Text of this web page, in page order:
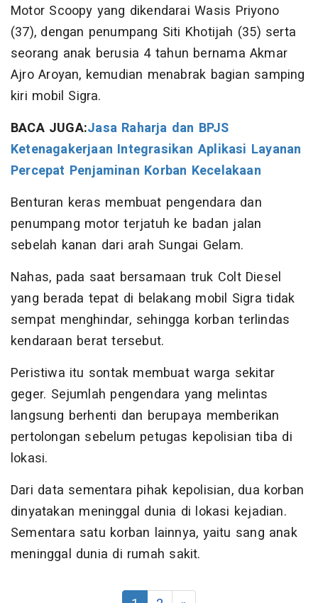
Motor Scoopy yang dikendarai Wasis Priyono
(37), dengan penumpang Siti Khotijah (35) serta
seorang anak berusia 4 tahun bernama Akmar
Ajro Aroyan, kemudian menabrak bagian samping
kiri mobil Sigra.
BACA JUGA:Jasa Raharja dan BPJS
Ketenagakerjaan Integrasikan Aplikasi Layanan
Percepat Penjaminan Korban Kecelakaan
Benturan keras membuat pengendara dan
penumpang motor terjatuh ke badan jalan
sebelah kanan dari arah Sungai Gelam.
Nahas, pada saat bersamaan truk Colt Diesel
yang berada tepat di belakang mobil Sigra tidak
sempat menghindar, sehingga korban terlindas
kendaraan berat tersebut.
Peristiwa itu sontak membuat warga sekitar
geger. Sejumlah pengendara yang melintas
langsung berhenti dan berupaya memberikan
pertolongan sebelum petugas kepolisian tiba di
lokasi.
Dari data sementara pihak kepolisian, dua korban
dinyatakan meninggal dunia di lokasi kejadian.
Sementara satu korban lainnya, yaitu sang anak
meninggal dunia di rumah sakit.